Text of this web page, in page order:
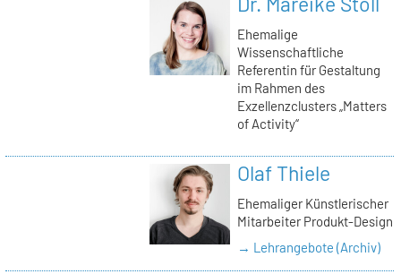
Ehemalige
Wissenschaftliche
Referentin für Gestaltung
im Rahmen des
Exzellenzclusters „Matters
of Activity“
Olaf Thiele
Ehemaliger Künstlerischer
Mitarbeiter Produkt-Design
→ Lehrangebote (Archiv)